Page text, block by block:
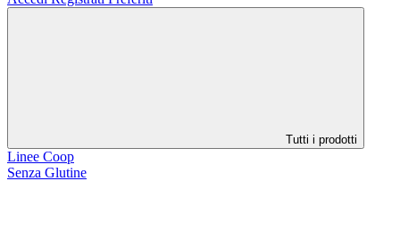
Tutti i prodotti
Linee Coop
Senza Glutine